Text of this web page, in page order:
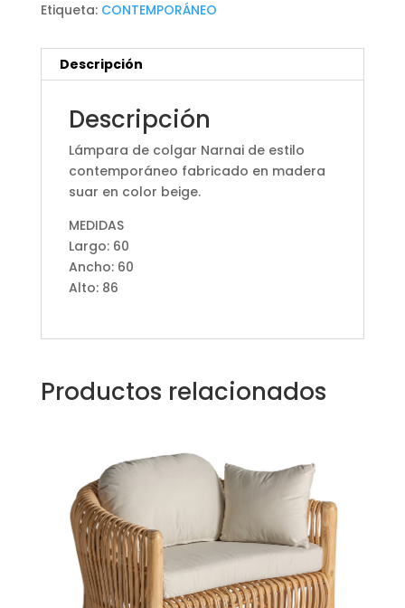
Etiqueta: CONTEMPORÁNEO
Descripción
Descripción
Lámpara de colgar Narnai de estilo
contemporáneo fabricado en madera
suar en color beige.
MEDIDAS
Largo: 60
Ancho: 60
Alto: 86
Productos relacionados